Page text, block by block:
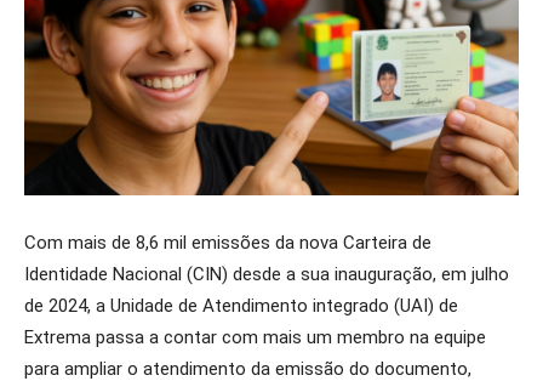
Com mais de 8,6 mil emissões da nova Carteira de
Identidade Nacional (CIN) desde a sua inauguração, em julho
de 2024, a Unidade de Atendimento integrado (UAI) de
Extrema passa a contar com mais um membro na equipe
para ampliar o atendimento da emissão do documento,